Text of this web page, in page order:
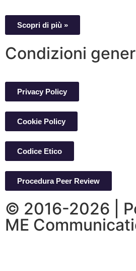
Scopri di più »
Condizioni
Privacy Policy
Cookie Policy
Codice Etico
Procedura Peer Review
© 2016-2026 |
ME